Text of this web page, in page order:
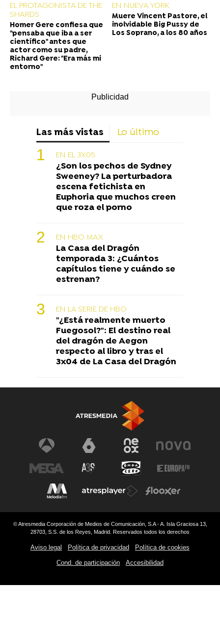
EL PROTAGONISTA DE THE
SHARDS
Homer Gere confiesa que
"pensaba que iba a ser
científico" antes que
actor como su padre,
Richard Gere: "Era más mi
entorno"
EN NUEVA YORK
Muere Vincent Pastore, el
inolvidable Big Pussy de
Los Soprano, a los 80 años
Las más vistas Lo último
EN EL 3X05
¿Son los pechos de Sydney
Sweeney? La perturbadora
escena fetichista en
Euphoria que muchos creen
que roza el porno
EN HBO MAX
La Casa del Dragón
temporada 3: ¿Cuántos
capítulos tiene y cuándo se
estrenan?
EN LA SERIE DE HBO
"¿Está realmente muerto
Fuegosol?": El destino real
del dragón de Aegon
respecto al libro y tras el
3x04 de La Casa del Dragón
© Atresmedia Corporación de Medios de Comunicación, S.A - A. Isla Graciosa 13,
28703, S.S. de los Reyes, Madrid. Reservados todos los derechos
Aviso legal Política de privacidad Política de cookies
Cond. de participación Accesibilidad